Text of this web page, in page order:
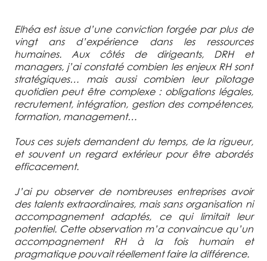
Elhéa est issue d’une conviction forgée par plus de
vingt ans d’expérience dans les ressources
humaines. Aux côtés de dirigeants, DRH et
managers, j’ai constaté combien les enjeux RH sont
stratégiques… mais aussi combien leur pilotage
quotidien peut être complexe : obligations légales,
recrutement, intégration, gestion des compétences,
formation, management…
Tous ces sujets demandent du temps, de la rigueur,
et souvent un regard extérieur pour être abordés
efficacement.
J’ai pu observer de nombreuses entreprises avoir
des talents extraordinaires, mais sans organisation ni
accompagnement adaptés, ce qui limitait leur
potentiel. Cette observation m’a convaincue qu’un
accompagnement RH à la fois humain et
pragmatique pouvait réellement faire la différence.